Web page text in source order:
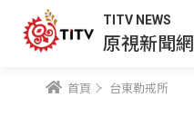
TITV NEWS
原視新聞網
首頁 台東勒戒所